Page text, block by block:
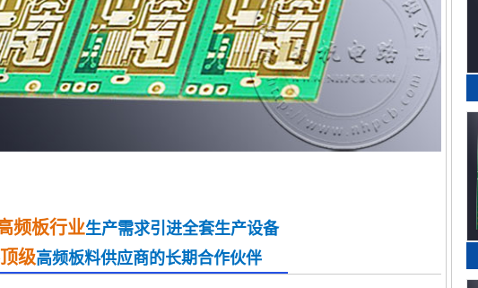
频板行业生产需求引进全套生产设备
级高频板料供应商的长期合作伙伴